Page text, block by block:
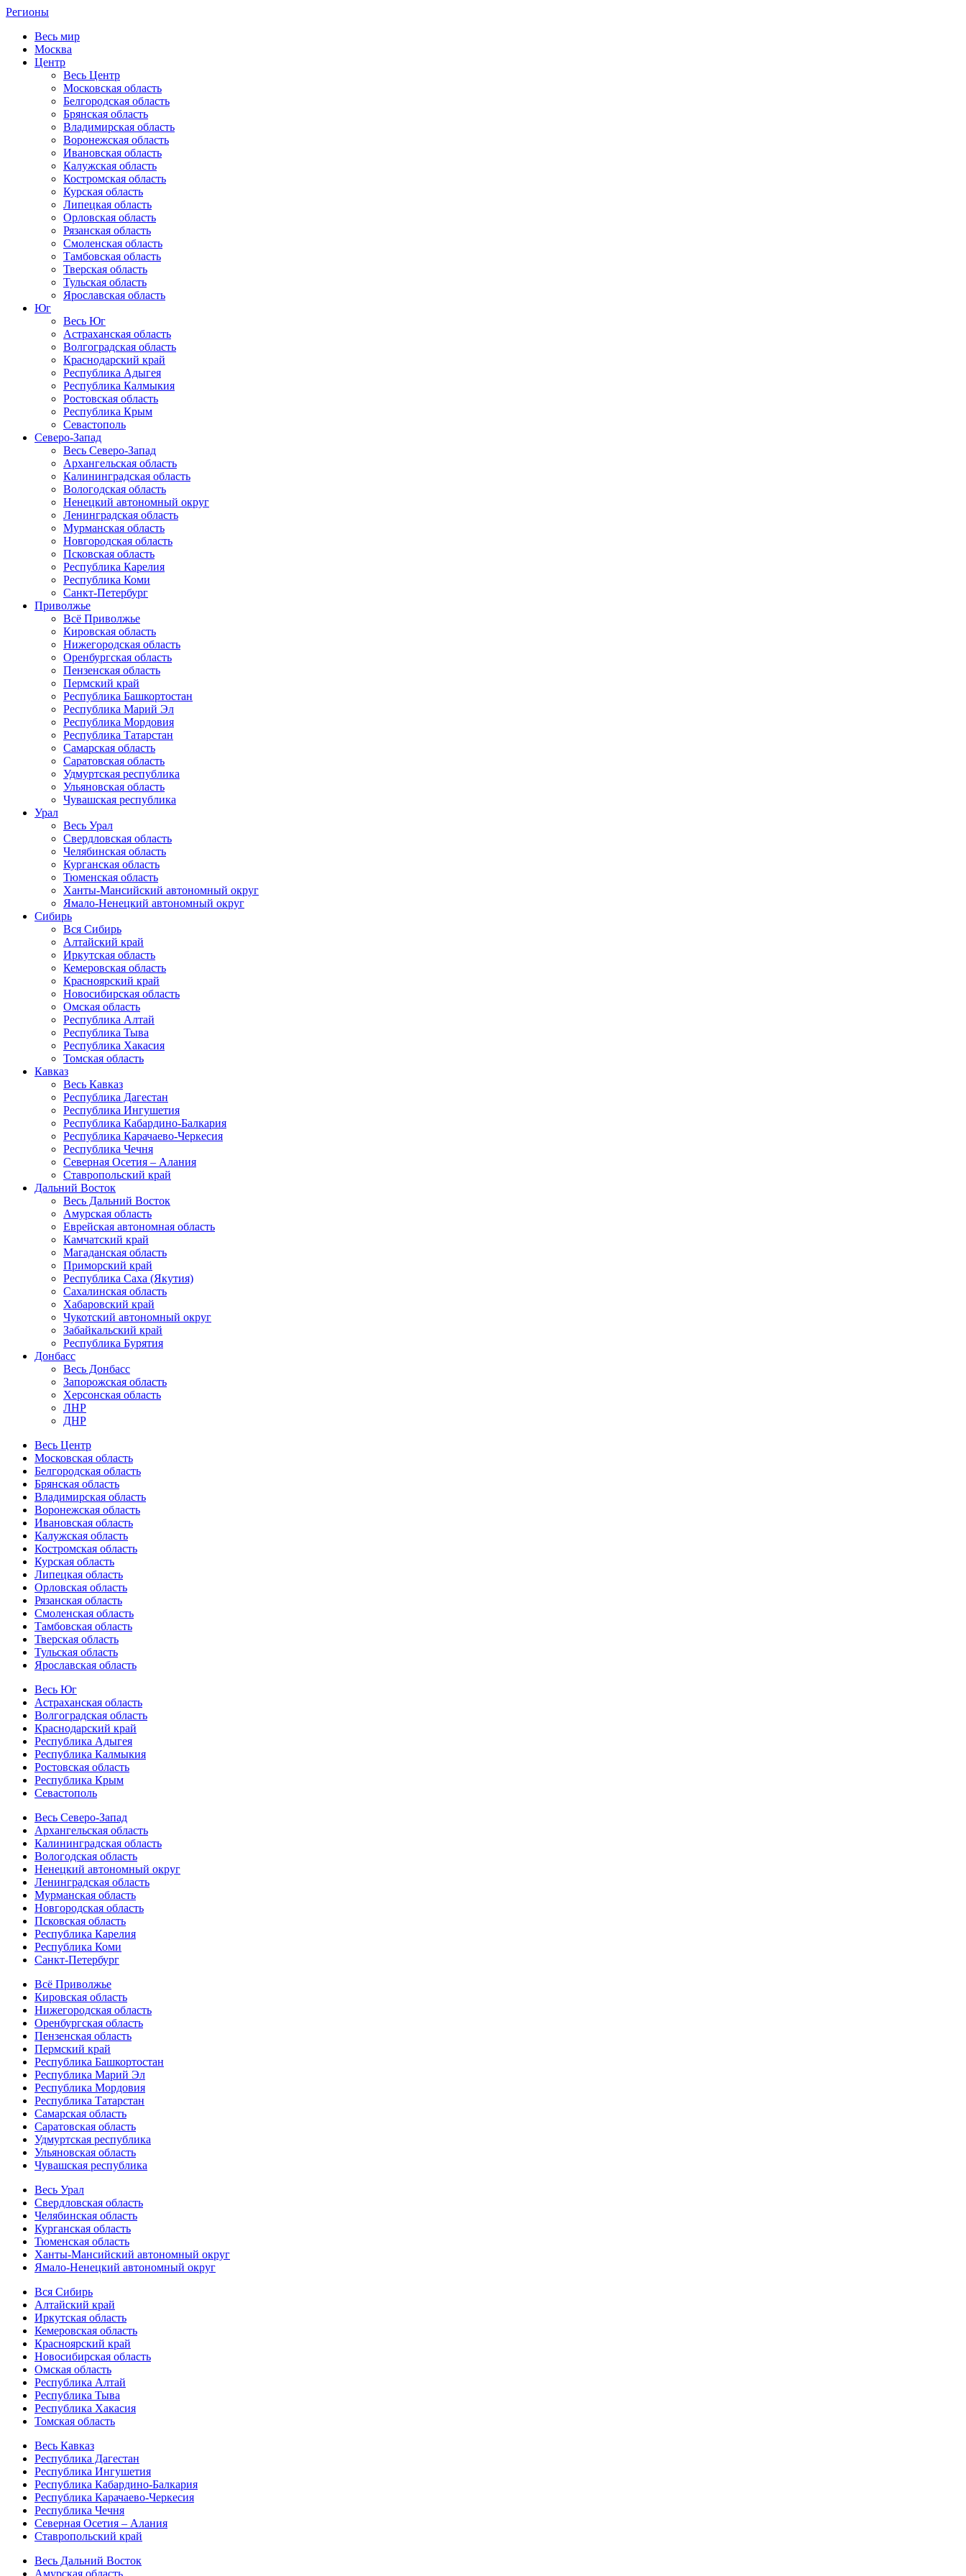
Регионы
Весь мир
Москва
Центр
Весь Центр
Московская область
Белгородская область
Брянская область
Владимирская область
Воронежская область
Ивановская область
Калужская область
Костромская область
Курская область
Липецкая область
Орловская область
Рязанская область
Смоленская область
Тамбовская область
Тверская область
Тульская область
Ярославская область
Юг
Весь Юг
Астраханская область
Волгоградская область
Краснодарский край
Республика Адыгея
Республика Калмыкия
Ростовская область
Республика Крым
Севастополь
Северо-Запад
Весь Северо-Запад
Архангельская область
Калининградская область
Вологодская область
Ненецкий автономный округ
Ленинградская область
Мурманская область
Новгородская область
Псковская область
Республика Карелия
Республика Коми
Санкт-Петербург
Приволжье
Всё Приволжье
Кировская область
Нижегородская область
Оренбургская область
Пензенская область
Пермский край
Республика Башкортостан
Республика Марий Эл
Республика Мордовия
Республика Татарстан
Самарская область
Саратовская область
Удмуртская республика
Ульяновская область
Чувашская республика
Урал
Весь Урал
Свердловская область
Челябинская область
Курганская область
Тюменская область
Ханты-Мансийский автономный округ
Ямало-Ненецкий автономный округ
Сибирь
Вся Сибирь
Алтайский край
Иркутская область
Кемеровская область
Красноярский край
Новосибирская область
Омская область
Республика Алтай
Республика Тыва
Республика Хакасия
Томская область
Кавказ
Весь Кавказ
Республика Дагестан
Республика Ингушетия
Республика Кабардино-Балкария
Республика Карачаево-Черкесия
Республика Чечня
Северная Осетия – Алания
Ставропольский край
Дальний Восток
Весь Дальний Восток
Амурская область
Еврейская автономная область
Камчатский край
Магаданская область
Приморский край
Республика Саха (Якутия)
Сахалинская область
Хабаровский край
Чукотский автономный округ
Забайкальский край
Республика Бурятия
Донбасс
Весь Донбасс
Запорожская область
Херсонская область
ЛНР
ДНР
Весь Центр
Московская область
Белгородская область
Брянская область
Владимирская область
Воронежская область
Ивановская область
Калужская область
Костромская область
Курская область
Липецкая область
Орловская область
Рязанская область
Смоленская область
Тамбовская область
Тверская область
Тульская область
Ярославская область
Весь Юг
Астраханская область
Волгоградская область
Краснодарский край
Республика Адыгея
Республика Калмыкия
Ростовская область
Республика Крым
Севастополь
Весь Северо-Запад
Архангельская область
Калининградская область
Вологодская область
Ненецкий автономный округ
Ленинградская область
Мурманская область
Новгородская область
Псковская область
Республика Карелия
Республика Коми
Санкт-Петербург
Всё Приволжье
Кировская область
Нижегородская область
Оренбургская область
Пензенская область
Пермский край
Республика Башкортостан
Республика Марий Эл
Республика Мордовия
Республика Татарстан
Самарская область
Саратовская область
Удмуртская республика
Ульяновская область
Чувашская республика
Весь Урал
Свердловская область
Челябинская область
Курганская область
Тюменская область
Ханты-Мансийский автономный округ
Ямало-Ненецкий автономный округ
Вся Сибирь
Алтайский край
Иркутская область
Кемеровская область
Красноярский край
Новосибирская область
Омская область
Республика Алтай
Республика Тыва
Республика Хакасия
Томская область
Весь Кавказ
Республика Дагестан
Республика Ингушетия
Республика Кабардино-Балкария
Республика Карачаево-Черкесия
Республика Чечня
Северная Осетия – Алания
Ставропольский край
Весь Дальний Восток
Амурская область